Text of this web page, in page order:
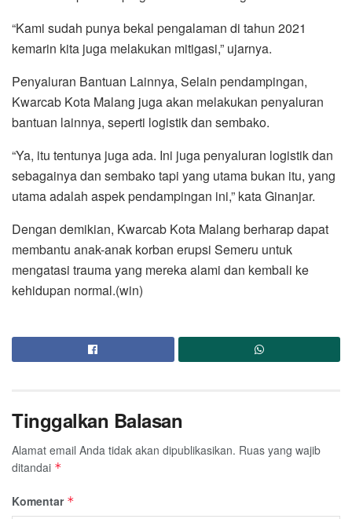
“Kami sudah punya bekal pengalaman di tahun 2021
kemarin kita juga melakukan mitigasi,” ujarnya.
Penyaluran Bantuan Lainnya, Selain pendampingan,
Kwarcab Kota Malang juga akan melakukan penyaluran
bantuan lainnya, seperti logistik dan sembako.
“Ya, itu tentunya juga ada. Ini juga penyaluran logistik dan
sebagainya dan sembako tapi yang utama bukan itu, yang
utama adalah aspek pendampingan ini,” kata Ginanjar.
Dengan demikian, Kwarcab Kota Malang berharap dapat
membantu anak-anak korban erupsi Semeru untuk
mengatasi trauma yang mereka alami dan kembali ke
kehidupan normal.(win)
Tinggalkan Balasan
Alamat email Anda tidak akan dipublikasikan. Ruas yang wajib
ditandai *
Komentar *